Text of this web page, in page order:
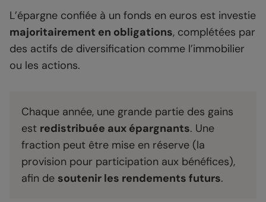
L’épargne confiée à un fonds en euros est investie
majoritairement en obligations, complétées par
des actifs de diversification comme l’immobilier
ou les actions.
Chaque année, une grande partie des gains
est redistribuée aux épargnants. Une
fraction peut être mise en réserve (la
provision pour participation aux bénéfices),
afin de soutenir les rendements futurs.